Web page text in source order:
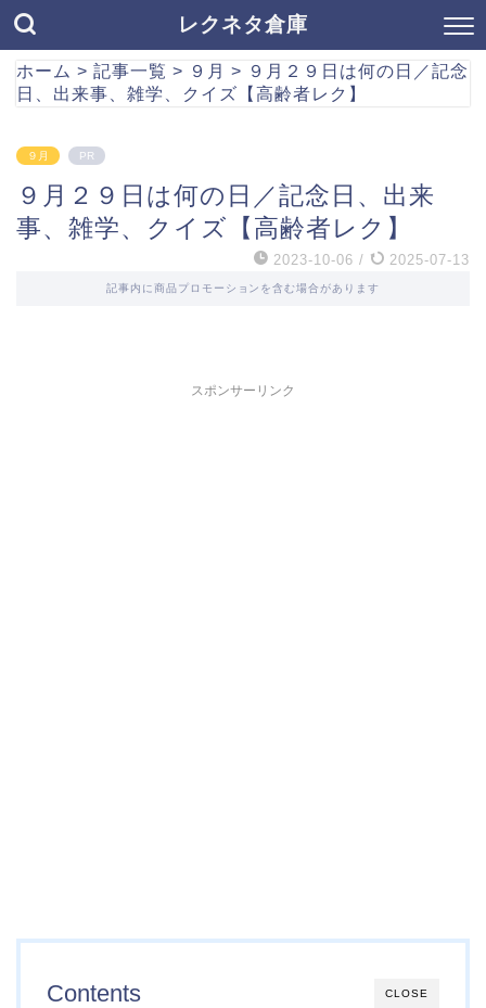
レクネタ倉庫
ホーム > 記事一覧 > ９月 > ９月２９日は何の日／記念
日、出来事、雑学、クイズ【高齢者レク】
９月 PR
９月２９日は何の日／記念日、出来
事、雑学、クイズ【高齢者レク】
2023-10-06 / 2025-07-13
記事内に商品プロモーションを含む場合があります
スポンサーリンク
CLOSE
Contents